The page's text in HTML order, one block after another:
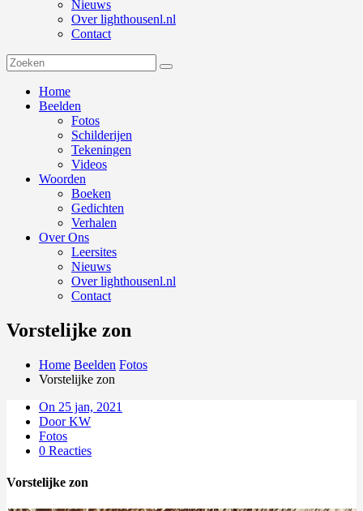
Nieuws
Over lighthousenl.nl
Contact
Home
Beelden
Fotos
Schilderijen
Tekeningen
Videos
Woorden
Boeken
Gedichten
Verhalen
Over Ons
Leersites
Nieuws
Over lighthousenl.nl
Contact
Vorstelijke zon
Home Beelden Fotos
Vorstelijke zon
On 25 jan, 2021
Door KW
Fotos
0 Reacties
Vorstelijke zon